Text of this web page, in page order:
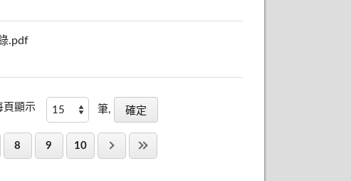
.pdf
頁顯示 筆,
8 9 10